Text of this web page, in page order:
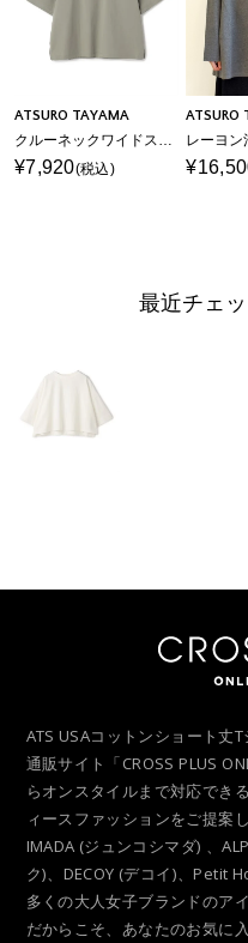
ATSURO TAYAMA
クルーネックワイドスリーブTシャツ
¥7,920(税込)
ATSURO
最近チェ
ATS USAコットンショート丈
通販サイト「CROSS PLUS
らオンスタイルまで対応でき
ィースファッションをご提案
IMADA (ジュンコシマダ) 、
ク)、DECOY (デコイ)、Petit
多くの大人女子ブランドのア
だからこそ、あなたのお気に